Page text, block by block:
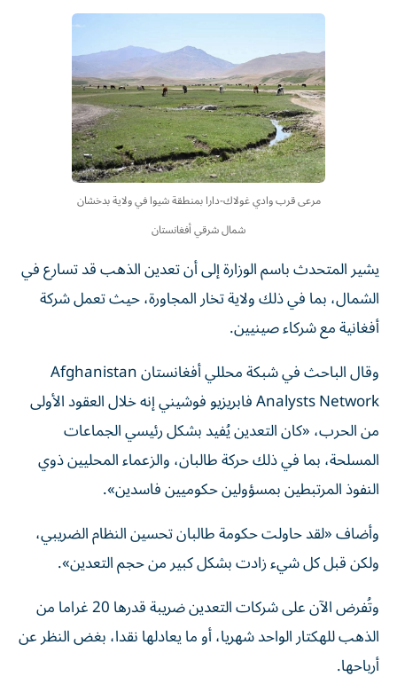
مرعى قرب وادي غولاك-دارا بمنطقة شيوا في ولاية بدخشان
شمال شرقي أفغانستان
يشير المتحدث باسم الوزارة إلى أن تعدين الذهب قد تسارع في
الشمال، بما في ذلك ولاية تخار المجاورة، حيث تعمل شركة
أفغانية مع شركاء صينيين.
وقال الباحث في شبكة محللي أفغانستان Afghanistan
Analysts Network فابريزيو فوشيني إنه خلال العقود الأولى
من الحرب، «كان التعدين يُفيد بشكل رئيسي الجماعات
المسلحة، بما في ذلك حركة طالبان، والزعماء المحليين ذوي
النفوذ المرتبطين بمسؤولين حكوميين فاسدين».
وأضاف «لقد حاولت حكومة طالبان تحسين النظام الضريبي،
ولكن قبل كل شيء زادت بشكل كبير من حجم التعدين».
وتُفرض الآن على شركات التعدين ضريبة قدرها 20 غراما من
الذهب للهكتار الواحد شهريا، أو ما يعادلها نقدا، بغض النظر عن
أرباحها.